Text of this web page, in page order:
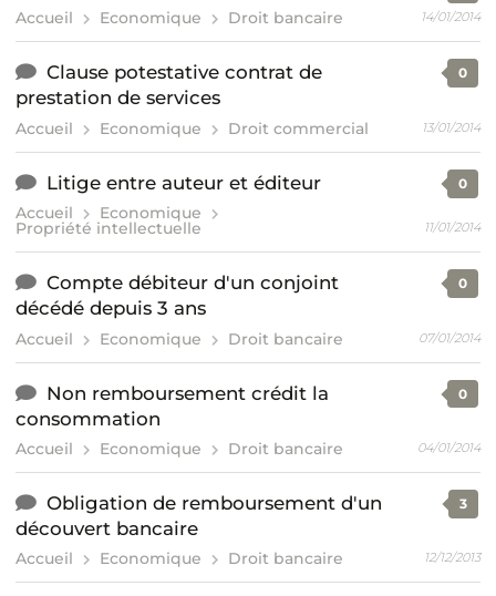
Accueil Economique Droit bancaire 14/01/2014
Clause potestative contrat de
prestation de services
Accueil Economique Droit commercial
0
13/01/2014
Litige entre auteur et éditeur
Accueil Economique
Propriété intellectuelle
0
11/01/2014
Compte débiteur d'un conjoint
décédé depuis 3 ans
Accueil Economique Droit bancaire
0
07/01/2014
Non remboursement crédit la
consommation
Accueil Economique Droit bancaire
0
04/01/2014
Obligation de remboursement d'un
découvert bancaire
Accueil Economique Droit bancaire
3
12/12/2013